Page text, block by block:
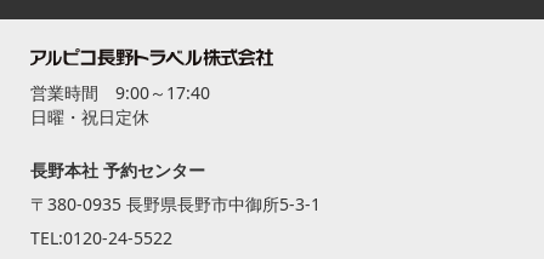
営業時間 9:00～17:40
日曜・祝日定休
長野本社 予約センター
〒380-0935 長野県長野市中御所5-3-1
TEL:0120-24-5522